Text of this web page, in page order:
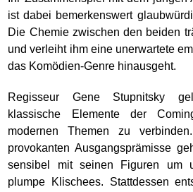
ist dabei bemerkenswert
Die Chemie zwischen den beiden
und verleiht ihm eine unerwartete
das Komödien-Genre hinausgeht.
Regisseur Gene Stupnitsky
klassische Elemente der
modernen Themen zu
provokanten Ausgangsprämisse
sensibel mit seinen Figuren um
plumpe Klischees. Stattdessen